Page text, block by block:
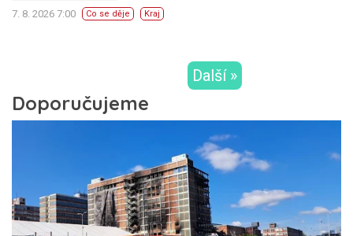
7. 8. 2026 7:00 Co se děje Kraj
Další »